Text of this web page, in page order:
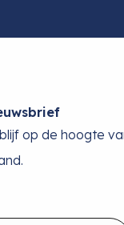
op de hoogte